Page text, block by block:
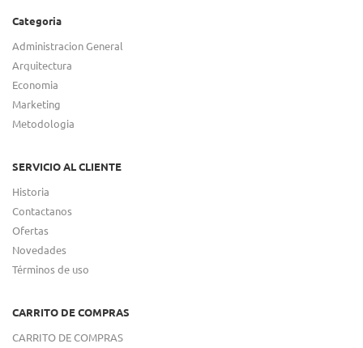
Categoria
Administracion General
Arquitectura
Economia
Marketing
Metodologia
SERVICIO AL CLIENTE
Historia
Contactanos
Ofertas
Novedades
Términos de uso
CARRITO DE COMPRAS
CARRITO DE COMPRAS